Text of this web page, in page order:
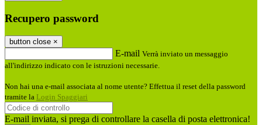
Recupero password
button close ×
E-mail Verrà inviato un messaggio
all'indirizzo indicato con le istruzioni necessarie.
Non hai una e-mail associata al nome utente? Effettua il reset della password
tramite la Login Spaggiari
E-mail inviata, si prega di controllare la casella di posta elettronica!